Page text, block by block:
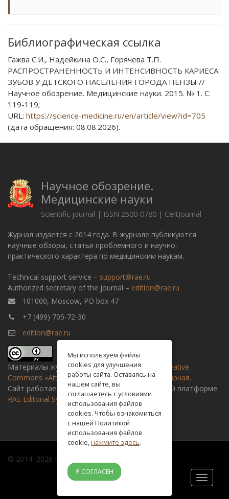
Библиографическая ссылка
Гажва С.И., Надейкина О.С., Горячева Т.П.
РАСПРОСТРАНЕННОСТЬ И ИНТЕНСИВНОСТЬ КАРИЕСА
ЗУБОВ У ДЕТСКОГО НАСЕЛЕНИЯ ГОРОДА ПЕНЗЫ //
Научное обозрение. Медицинские науки. 2015. № 1. С.
119-119;
URL: https://science-medicine.ru/en/article/view?id=705
(дата обращения: 08.08.2026).
Научное обозрение.
Медицинские науки
Scientific journal | ISSN 2500-0780 | CertJournal
Журнал издается с 2014 года. В журнале публикуются
научные обзоры, статьи проблемного и научно-
практического характера по медицинским наукам.
Technical support service – support@rae.ru
Authorized secretary of the journal – edition@rae.ru
101000, Moscow, PO box 47
+7 (499) 705-72-30
edition@rae.ru
Материалы журнала доступны полицензии Creative
Commons «Attribution» («Атрибуция») 4.0 Всемирная.
Сайт работает на универсальной издательской платформе
RAE Editorial System
© 2014–2026 Russian academy of natural history
Toggle
Мы используем файлы
cookies для улучшения
работы сайта. Оставаясь на
нашем сайте, вы
соглашаетесь с условиями
использования файлов
cookies. Чтобы ознакомиться
с нашей Политикой
использования файлов
cookie,нажмите здесь.
Я СОГЛАСЕН